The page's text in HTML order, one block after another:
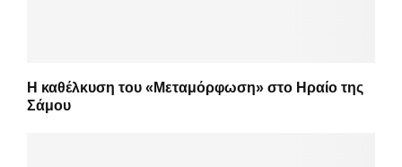
Η καθέλκυση του «Μεταμόρφωση» στο Ηραίο της
Σάμου